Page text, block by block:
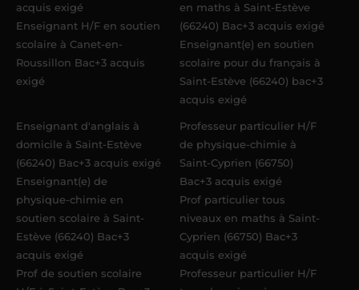
acquis exigé
Enseignant H/F en soutien
scolaire à Canet-en-
Roussillon Bac+3 acquis
exigé
en maths à Saint-Estève
(66240) Bac+3 acquis exigé
Enseignant(e) en soutien
scolaire pour du français à
Saint-Estève (66240) bac+3
acquis exigé
Enseignant d'anglais à
domicile à Saint-Estève
(66240) Bac+3 acquis exigé
Enseignant(e) de
physique-chimie en
soutien scolaire à Saint-
Estève (66240) Bac+3
acquis exigé
Prof de soutien scolaire
Professeur particulier H/F
de physique-chimie à
Saint-Cyprien (66750)
Bac+3 acquis exigé
Prof particulier tous
niveaux en maths à Saint-
Cyprien (66750) Bac+3
acquis exigé
Professeur particulier H/F